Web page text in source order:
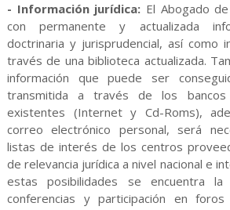
- Información jurídica: El Abogado
con permanente y actualizada
doctrinaria y jurisprudencial, así como
través de una biblioteca actualizada.
información que puede ser
transmitida a través de los
existentes (Internet y Cd-Roms),
correo electrónico personal, será
listas de interés de los centros
de relevancia jurídica a nivel nacional e
estas posibilidades se encuentra
conferencias y participación en